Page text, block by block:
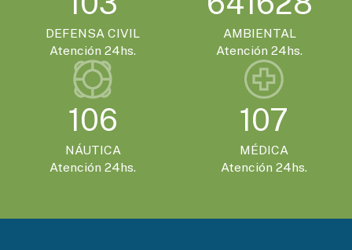
DEFENSA CIVIL
Atención 24hs.
AMBIENTAL
Atención 24hs.
106
NÁUTICA
Atención 24hs.
107
MÉDICA
Atención 24hs.